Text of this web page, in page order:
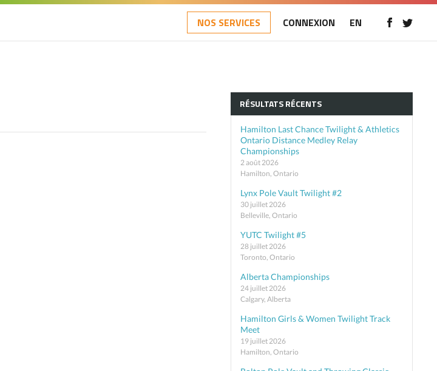
NOS SERVICES CONNEXION EN
RÉSULTATS RÉCENTS
Hamilton Last Chance Twilight & Athletics
Ontario Distance Medley Relay
Championships
2 août 2026
Hamilton, Ontario
Lynx Pole Vault Twilight #2
30 juillet 2026
Belleville, Ontario
YUTC Twilight #5
28 juillet 2026
Toronto, Ontario
Alberta Championships
24 juillet 2026
Calgary, Alberta
Hamilton Girls & Women Twilight Track
Meet
19 juillet 2026
Hamilton, Ontario